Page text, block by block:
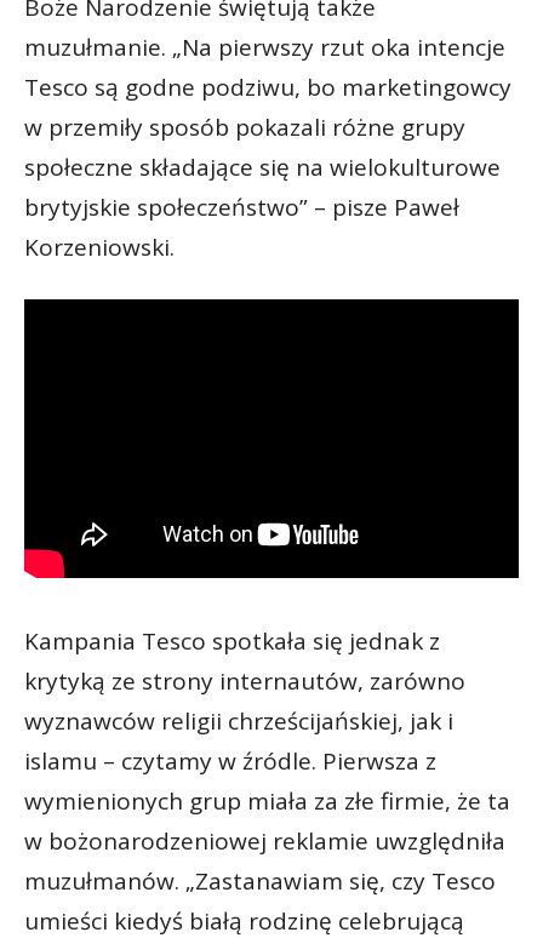
Boże Narodzenie świętują także
muzułmanie. „Na pierwszy rzut oka intencje
Tesco są godne podziwu, bo marketingowcy
w przemiły sposób pokazali różne grupy
społeczne składające się na wielokulturowe
brytyjskie społeczeństwo” – pisze Paweł
Korzeniowski.
Kampania Tesco spotkała się jednak z
krytyką ze strony internautów, zarówno
wyznawców religii chrześcijańskiej, jak i
islamu – czytamy w źródle. Pierwsza z
wymienionych grup miała za złe firmie, że ta
w bożonarodzeniowej reklamie uwzględniła
muzułmanów. „Zastanawiam się, czy Tesco
umieści kiedyś białą rodzinę celebrującą